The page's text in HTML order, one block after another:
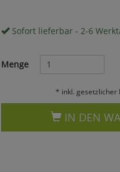
Sofort lieferbar - 2-6
Menge
* inkl. gesetzlicher
IN DEN